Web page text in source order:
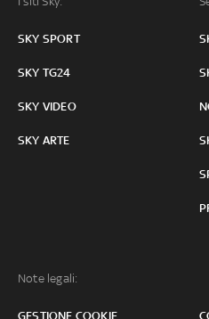
SKY SPORT
SKY TG24
SKY VIDEO
SKY ARTE
Note legali:
GESTIONE COOKIE